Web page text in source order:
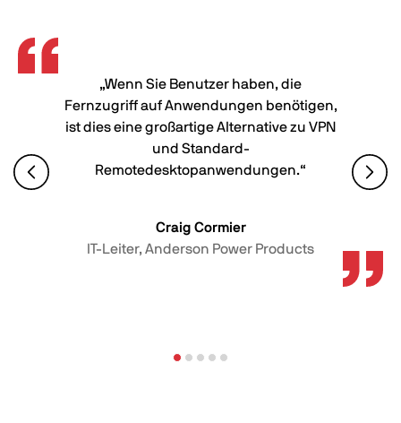
„Wenn Sie Benutzer haben, die
Fernzugriff auf Anwendungen benötigen,
ist dies eine großartige Alternative zu VPN
und Standard-
Remotedesktopanwendungen.“
Craig Cormier
IT-Leiter, Anderson Power Products